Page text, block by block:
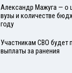
Александр Мажуга — о
вузы и количестве
году
Участникам СВО будет
выплаты за ранения